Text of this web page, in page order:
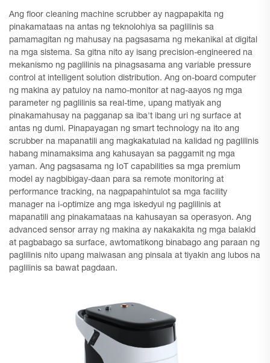
Ang floor cleaning machine scrubber ay nagpapakita ng
pinakamataas na antas ng teknolohiya sa paglilinis sa
pamamagitan ng mahusay na pagsasama ng mekanikal at digital
na mga sistema. Sa gitna nito ay isang precision-engineered na
mekanismo ng paglilinis na pinagsasama ang variable pressure
control at intelligent solution distribution. Ang on-board computer
ng makina ay patuloy na namo-monitor at nag-aayos ng mga
parameter ng paglilinis sa real-time, upang matiyak ang
pinakamahusay na pagganap sa iba't ibang uri ng surface at
antas ng dumi. Pinapayagan ng smart technology na ito ang
scrubber na mapanatili ang magkakatulad na kalidad ng paglilinis
habang minamaksima ang kahusayan sa paggamit ng mga
yaman. Ang pagsasama ng IoT capabilities sa mga premium
model ay nagbibigay-daan para sa remote monitoring at
performance tracking, na nagpapahintulot sa mga facility
manager na i-optimize ang mga iskedyul ng paglilinis at
mapanatili ang pinakamataas na kahusayan sa operasyon. Ang
advanced sensor array ng makina ay nakakakita ng mga balakid
at pagbabago sa surface, awtomatikong binabago ang paraan ng
paglilinis nito upang maiwasan ang pinsala at tiyakin ang lubos na
paglilinis sa bawat pagdaan.